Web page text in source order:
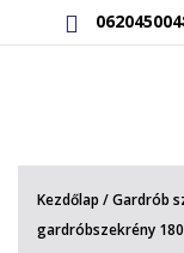
Kezdőlap /Gardrób
gardróbszekrény